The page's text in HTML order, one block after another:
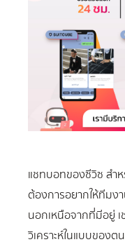
แชทบอทของซีวิซ สำ
ต้องการอยากให้ทีมง
นอกเหนือจากที่มีอยู่
วิเคราะห์ในแบบของ